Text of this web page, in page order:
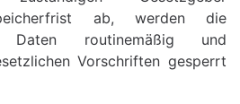
ab, werden die
Daten routinemäßig und
Vorschriften gesperrt